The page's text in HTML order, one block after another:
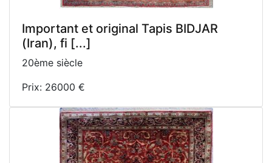
Important et original Tapis BIDJAR
(Iran), fi [...]
20ème siècle
Prix: 26000 €